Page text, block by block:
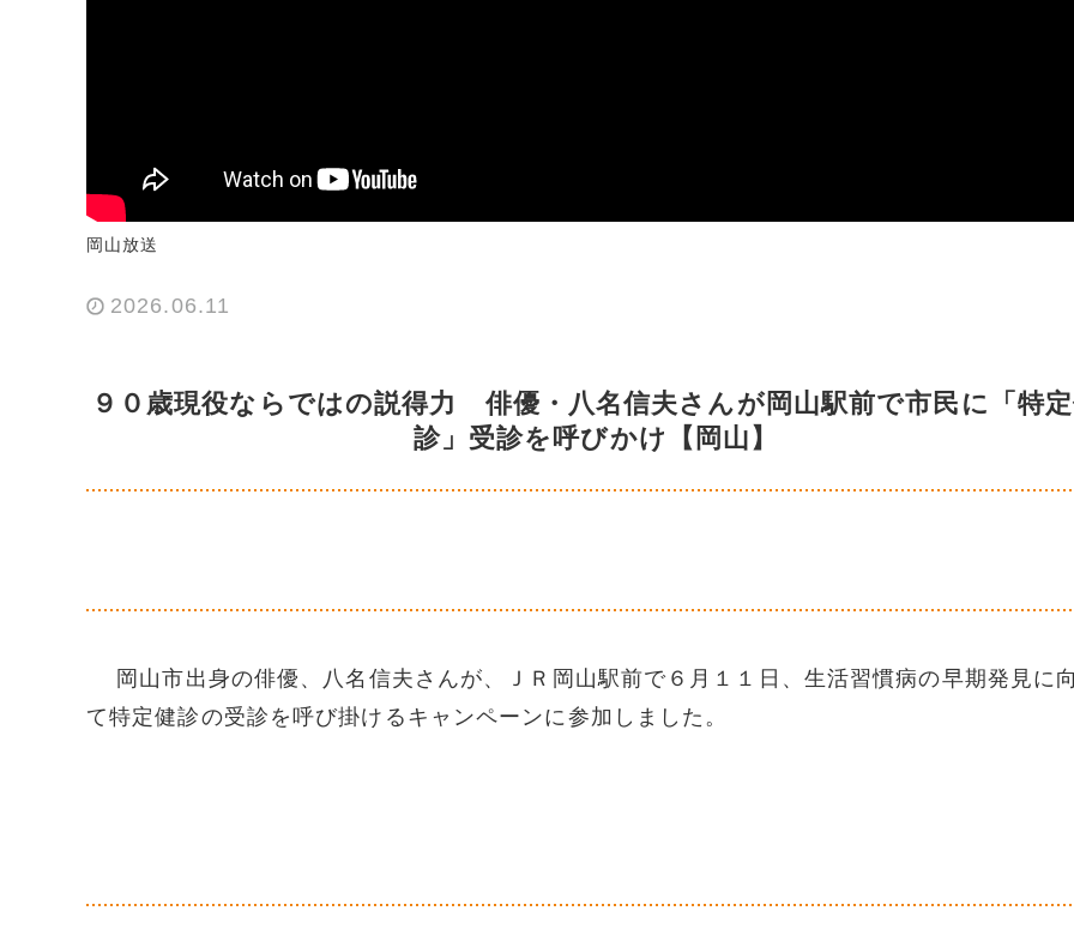
岡山放送
2026.06.11
９０歳現役ならではの説得力 俳優・八名信夫さんが岡山駅前で市民に「特
診」受診を呼びかけ【岡山】
岡山市出身の俳優、八名信夫さんが、ＪＲ岡山駅前で６月１１日、生活習慣病の早期発見に
て特定健診の受診を呼び掛けるキャンペーンに参加しました。